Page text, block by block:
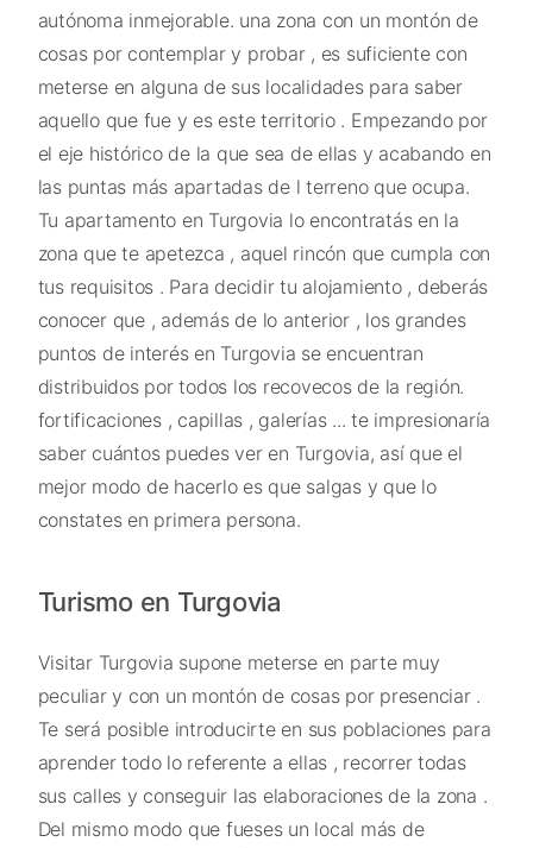
autónoma inmejorable. una zona con un montón de
cosas por contemplar y probar , es suficiente con
meterse en alguna de sus localidades para saber
aquello que fue y es este territorio . Empezando por
el eje histórico de la que sea de ellas y acabando en
las puntas más apartadas de l terreno que ocupa.
Tu apartamento en Turgovia lo encontratás en la
zona que te apetezca , aquel rincón que cumpla con
tus requisitos . Para decidir tu alojamiento , deberás
conocer que , además de lo anterior , los grandes
puntos de interés en Turgovia se encuentran
distribuidos por todos los recovecos de la región.
fortificaciones , capillas , galerías ... te impresionaría
saber cuántos puedes ver en Turgovia, así que el
mejor modo de hacerlo es que salgas y que lo
constates en primera persona.
Turismo en Turgovia
Visitar Turgovia supone meterse en parte muy
peculiar y con un montón de cosas por presenciar .
Te será posible introducirte en sus poblaciones para
aprender todo lo referente a ellas , recorrer todas
sus calles y conseguir las elaboraciones de la zona .
Del mismo modo que fueses un local más de